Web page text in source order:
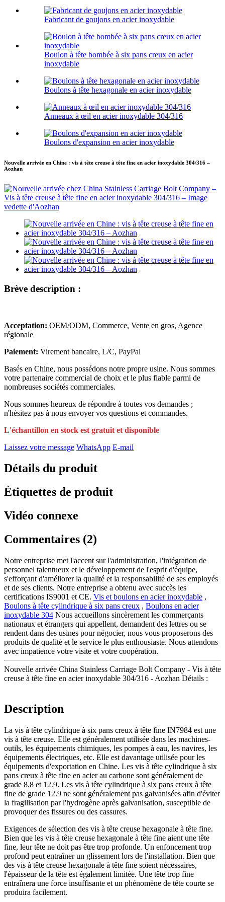
Fabricant de goujons en acier inoxydable
Boulon à tête bombée à six pans creux en acier
inoxydable
Boulons à tête hexagonale en acier inoxydable
Anneaux à œil en acier inoxydable 304/316
Boulons d'expansion en acier inoxydable
Nouvelle arrivée en Chine : vis à tête creuse à tête fine en acier inoxydable 304/316 –
Aozhan
Brève description :
Acceptation: OEM/ODM, Commerce, Vente en gros, Agence
régionale
Paiement: Virement bancaire, L/C, PayPal
Basés en Chine, nous possédons notre propre usine. Nous sommes
votre partenaire commercial de choix et le plus fiable parmi de
nombreuses sociétés commerciales.
Nous sommes heureux de répondre à toutes vos demandes ;
n'hésitez pas à nous envoyer vos questions et commandes.
L'échantillon en stock est gratuit et disponible
Laissez votre message WhatsApp E-mail
Détails du produit
Étiquettes de produit
Vidéo connexe
Commentaires (2)
Notre entreprise met l'accent sur l'administration, l'intégration de
personnel talentueux et le développement de l'esprit d'équipe,
s'efforçant d'améliorer la qualité et la responsabilité de ses employés
et de ses clients. Notre entreprise a obtenu avec succès les
certifications IS9001 et CE. Vis et boulons en acier inoxydable ,
Boulons à tête cylindrique à six pans creux , Boulons en acier
inoxydable 304 Nous accueillons sincèrement les commerçants
nationaux et étrangers qui appellent, demandent des lettres ou se
rendent dans des usines pour négocier, nous vous proposerons des
produits de qualité et le service le plus enthousiaste. Nous attendons
avec impatience votre visite et votre coopération.
Nouvelle arrivée China Stainless Carriage Bolt Company - Vis à tête
creuse à tête fine en acier inoxydable 304/316 - Aozhan Détails :
Description
La vis à tête cylindrique à six pans creux à tête fine IN7984 est une
vis à tête creuse. Elle est généralement utilisée dans les machines-
outils, les équipements chimiques, les pompes à eau, les navires, les
équipements électriques, etc. Elle est davantage utilisée pour les
équipements d'exportation en Chine. Les vis à tête cylindrique à six
pans creux à tête fine en acier au carbone sont généralement de
grade 8.8 et 12.9. Les vis à tête cylindrique à six pans creux à tête
fine de grade 12.9 ne sont généralement pas galvanisées afin d'éviter
la fragilisation par l'hydrogène après galvanisation, susceptible de
provoquer des fissures ou des cassures.
Exigences de sélection des vis à tête creuse hexagonale à tête fine.
Bien que les vis à tête creuse hexagonale à tête fine aient une tête
fine, leur tête ne doit pas être trop profonde. Un enfoncement trop
profond peut entraîner un glissement lors de l'installation. Bien que
des vis à tête creuse hexagonale à tête fine soient nécessaires,
l'épaisseur de la tête est également limitée. Une tête trop fine
entraînera une force insuffisante et un phénomène de tête courte se
produira facilement.